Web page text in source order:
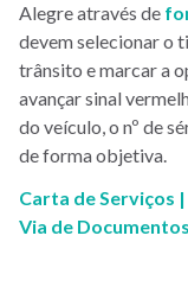
Alegre através de
devem selecionar o
trânsito e marcar a
avançar sinal
do veículo, o nº de
de forma objetiva.
Carta de Serviços
Via de Documentos